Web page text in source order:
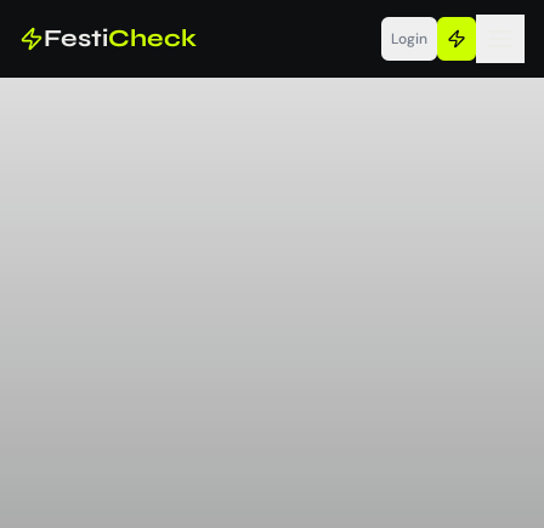
FestiCheck Login